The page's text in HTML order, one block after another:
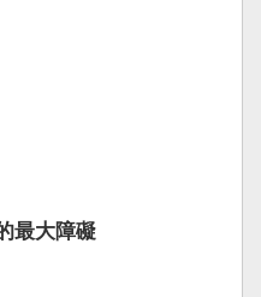
最大障礙